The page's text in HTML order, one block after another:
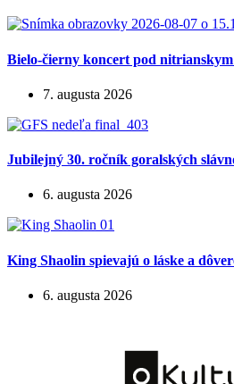
Bielo-čierny koncert pod nitrianskym
7. augusta 2026
Jubilejný 30. ročník goralských
6. augusta 2026
King Shaolin spievajú o láske a
6. augusta 2026